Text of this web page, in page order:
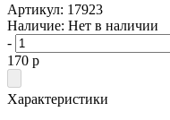
Артикул: 17923
Наличие: Нет в наличии
-
170 p
Характеристики